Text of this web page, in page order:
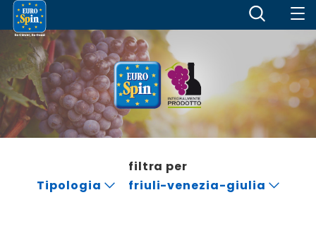
filtra per
Tipologia
friuli-venezia-giulia